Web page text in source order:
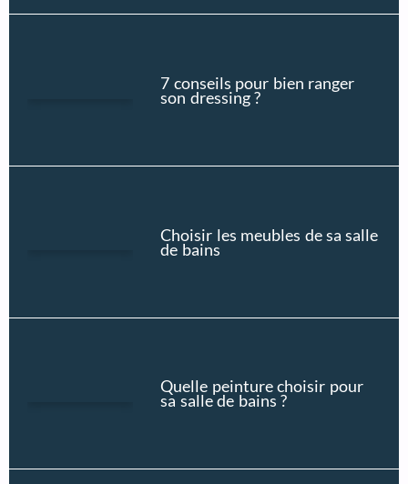
7 conseils pour bien ranger
son dressing ?
Choisir les meubles de sa salle
de bains
Quelle peinture choisir pour
sa salle de bains ?